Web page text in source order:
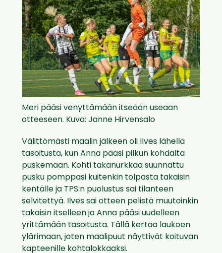
Meri pääsi venyttämään itseään useaan
otteeseen. Kuva: Janne Hirvensalo
Välittömästi maalin jälkeen oli Ilves lähellä
tasoitusta, kun Anna pääsi pilkun kohdalta
puskemaan. Kohti takanurkkaa suunnattu
pusku pomppasi kuitenkin tolpasta takaisin
kentälle ja TPS:n puolustus sai tilanteen
selvitettyä. Ilves sai otteen pelistä muutoinkin
takaisin itselleen ja Anna pääsi uudelleen
yrittämään tasoitusta. Tällä kertaa laukoen
ylärimaan, joten maalipuut näyttivät koituvan
kapteenille kohtalokkaaksi.